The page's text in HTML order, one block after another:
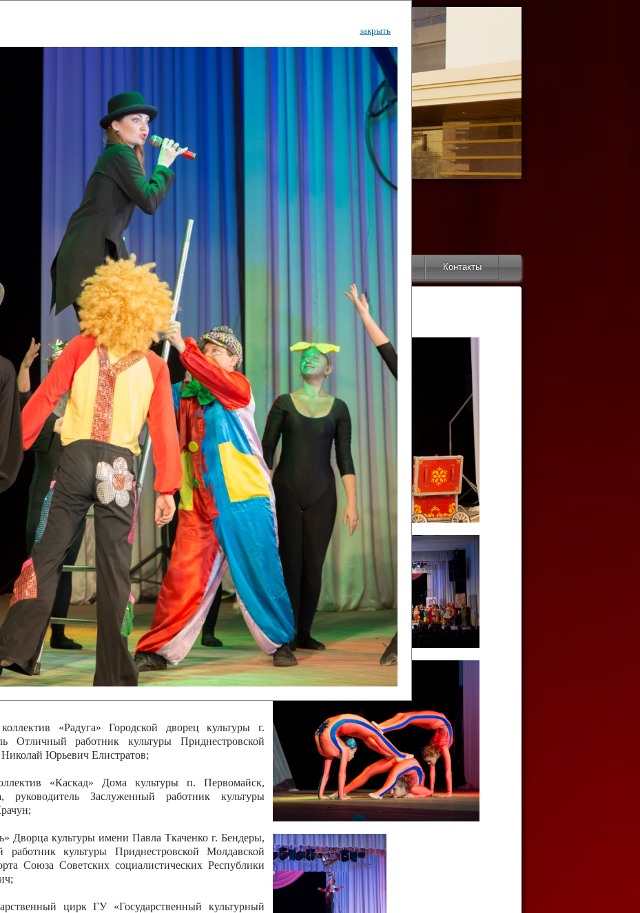
культурный центр
Дворец Республики
Новости Афиша Арт-монитор Контакты
ГКЦ "ДВОРЕЦ РЕСПУБЛИКИ"
закрыть
фестиваля
"Созвездие
цирка"
коллектив «Ровесник» Дом культуры с.
, руководитель Рогожинер Светлана Георгиевна
коллектив «Шари-вари» МУ «Культурно-
г.Бендеры, руководители Отличные работники
Молдавской Республики Алёна Александровна и
«Энтузиасты» Дома культуры с. Делакеу,
руководитель Отличный работник культуры
Республики Пётр Петрович Дижмару;
«Сперанца» Дома культуры посёлка Красное,
руководитель Отличный работник культуры
Республики Анжела Владимировна
коллектив «Алегро» Дома детско –юношеского
района, руководитель Хачатурян Юрий
«Радуга» Городской дворец культуры г.
Отличный работник культуры Приднестровской
Юрьевич Елистратов;
«Каскад» Дома культуры п. Первомайск,
руководитель Заслуженный работник культуры
Дворца культуры имени Павла Ткаченко г. Бендеры,
работник культуры Приднестровской Молдавской
Союза Советских социалистических Республики
цирк ГУ «Государственный культурный